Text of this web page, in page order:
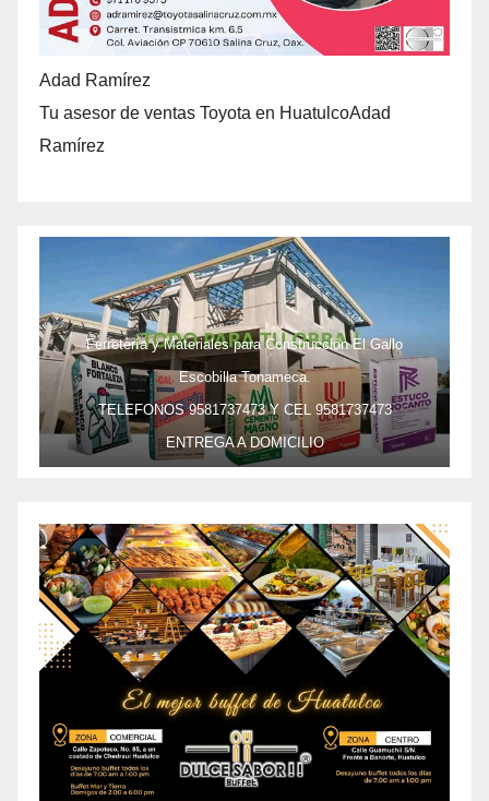
Adad Ramírez
Tu asesor de ventas Toyota en HuatulcoAdad
Ramírez
Ferretería y Materiales para Construcción El Gallo
Escobilla Tonameca.
TELEFONOS 9581737473 Y CEL 9581737473
ENTREGA A DOMICILIO